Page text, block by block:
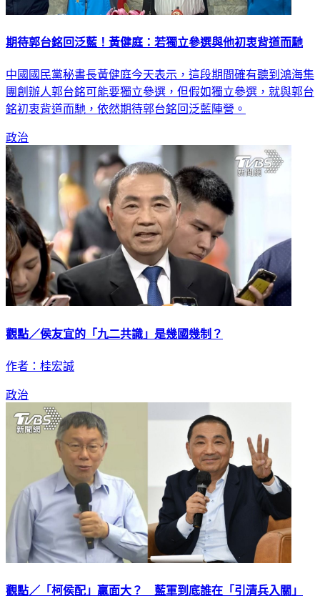
期待郭台銘回泛藍！黃健庭：若獨立參選與他初衷背道而馳
中國國民黨秘書長黃健庭今天表示，這段期間確有聽到鴻海集
團創辦人郭台銘可能要獨立參選，但假如獨立參選，就與郭台
銘初衷背道而馳，依然期待郭台銘回泛藍陣營。
政治
觀點／侯友宜的「九二共識」是幾國幾制？
作者：桂宏誠
政治
觀點／「柯侯配」贏面大？ 藍軍到底誰在「引清兵入關」